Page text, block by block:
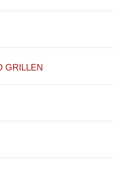
GRILLEN